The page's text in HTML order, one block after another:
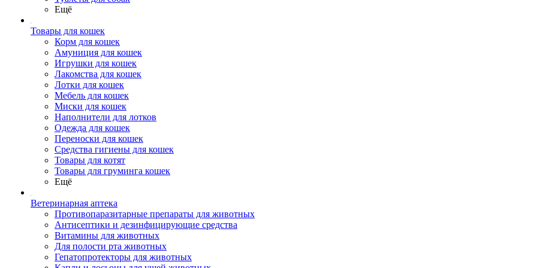
Ещё
Товары для кошек
Корм для кошек
Амуниция для кошек
Игрушки для кошек
Лакомства для кошек
Лотки для кошек
Мебель для кошек
Миски для кошек
Наполнители для лотков
Одежда для кошек
Переноски для кошек
Средства гигиены для кошек
Товары для котят
Товары для груминга кошек
Ещё
Ветеринарная аптека
Противопаразитарные препараты для животных
Антисептики и дезинфицирующие средства
Витамины для животных
Для полости рта животных
Гепатопротекторы для животных